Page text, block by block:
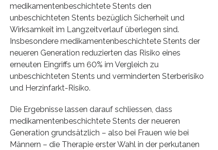
medikamentenbeschichtete Stents den
unbeschichteten Stents bezüglich Sicherheit und
Wirksamkeit im Langzeitverlauf überlegen sind.
Insbesondere medikamentenbeschichtete Stents der
neueren Generation reduzierten das Risiko eines
erneuten Eingriffs um 60% im Vergleich zu
unbeschichteten Stents und verminderten Sterberisiko
und Herzinfarkt-Risiko.
Die Ergebnisse lassen darauf schliessen, dass
medikamentenbeschichtete Stents der neueren
Generation grundsätzlich – also bei Frauen wie bei
Männern – die Therapie erster Wahl in der perkutanen